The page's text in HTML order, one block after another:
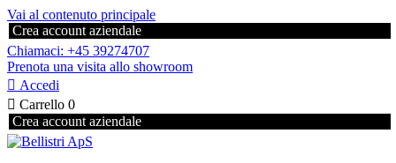
Vai al contenuto principale
Crea account aziendale
Chiamaci: +45 39274707
Prenota una visita allo showroom
 Accedi
 Carrello 0
Crea account aziendale